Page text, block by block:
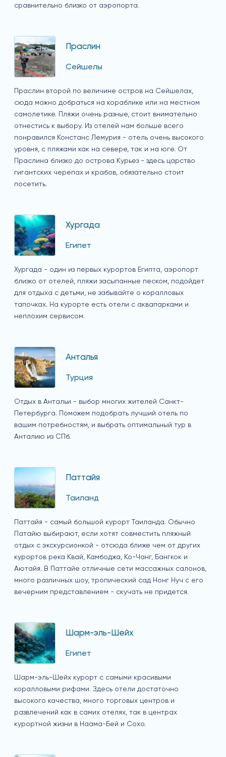
сравнительно близко от аэропорта.
Праслин
Сейшелы
Праслин второй по величине остров на Сейшелах,
сюда можно добраться на кораблике или на местном
самолетике. Пляжи очень разные, стоит внимательно
отнестись к выбору. Из отелей нам больше всего
понравился Констанс Лемурия - отель очень высокого
уровня, с пляжами как на севере, так и на юге. От
Праслина близко до острова Курьез - здесь царство
гигантских черепах и крабов, обязательно стоит
посетить.
Хургада
Египет
Хургада - один из первых курортов Египта, аэропорт
близко от отелей, пляжи засыпанные песком, подойдет
для отдыха с детьми, не забывайте о коралловых
тапочках. На курорте есть отели с аквапарками и
неплохим сервисом.
Анталья
Турция
Отдых в Антальи - выбор многих жителей Санкт-
Петербурга. Поможем подобрать лучший отель по
вашим потребностям, и выбрать оптимальный тур в
Анталию из СПб.
Паттайя
Таиланд
Паттайя - самый большой курорт Таиланда. Обычно
Патайю выбирают, если хотят совместить пляжный
отдых с экскурсионкой - отсюда ближе чем от других
курортов река Квай, Камбоджа, Ко-Чанг, Бангкок и
Аютайя. В Паттайе отличные сети массажных салонов,
много различных шоу, тропический сад Нонг Нуч с его
вечерним представлением - скучать не придется.
Шарм-эль-Шейх
Египет
Шарм-эль-Шейх курорт с самыми красивыми
коралловыми рифами. Здесь отели достаточно
высокого качества, много торговых центров и
развлечений как в самих отелях, так в центрах
курортной жизни в Наама-Бей и Сохо.